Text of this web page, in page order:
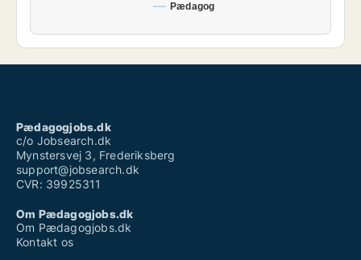
Pædagog
Pædagogjobs.dk
c/o Jobsearch.dk
Mynstersvej 3, Frederiksberg
support@jobsearch.dk
CVR: 39925311
Om Pædagogjobs.dk
Om Pædagogjobs.dk
Kontakt os